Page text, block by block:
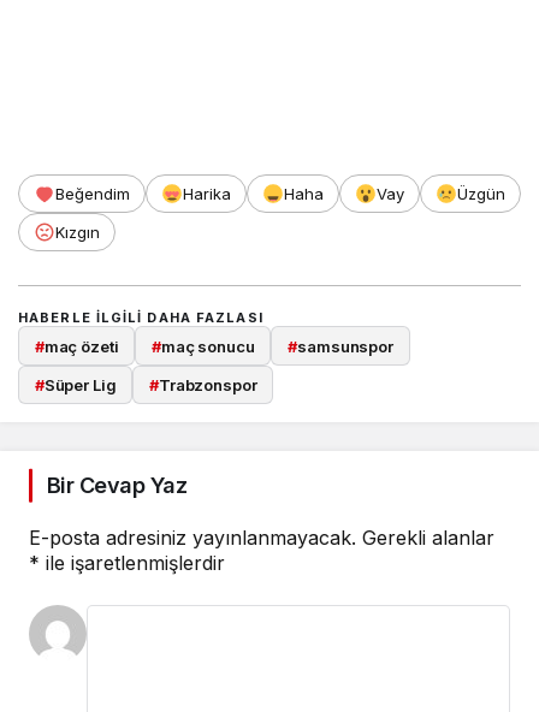
Beğendim Harika Haha Vay
Üzgün
Kızgın
HABERLE ILGILI DAHA FAZLASI
#maç özeti #maç sonucu #samsunspor
#Süper Lig #Trabzonspor
Bir Cevap Yaz
E-posta adresiniz yayınlanmayacak. Gerekli alanlar
* ile işaretlenmişlerdir